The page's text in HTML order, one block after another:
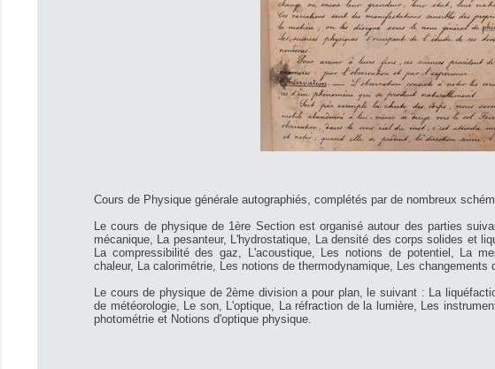
Cours de Physique générale autographiés, complétés par de nombreux
Le cours de physique de 1ère Section est organisé autour des parties
mécanique, La pesanteur, L'hydrostatique, La densité des corps solides et
La compressibilité des gaz, L'acoustique, Les notions de potentiel, La
chaleur, La calorimétrie, Les notions de thermodynamique, Les changements
Le cours de physique de 2ème division a pour plan, le suivant : La
de météorologie, Le son, L'optique, La réfraction de la lumière, Les
photométrie et Notions d'optique physique.